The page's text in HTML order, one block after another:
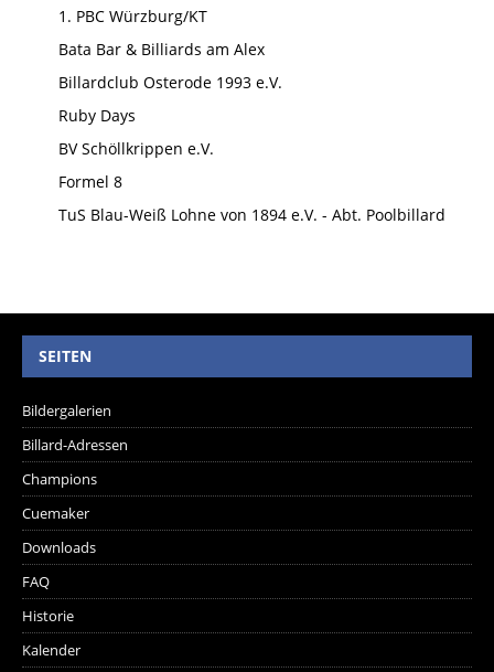
1. PBC Würzburg/KT
Bata Bar & Billiards am Alex
Billardclub Osterode 1993 e.V.
Ruby Days
BV Schöllkrippen e.V.
Formel 8
TuS Blau-Weiß Lohne von 1894 e.V. - Abt. Poolbillard
SEITEN
Bildergalerien
Billard-Adressen
Champions
Cuemaker
Downloads
FAQ
Historie
Kalender